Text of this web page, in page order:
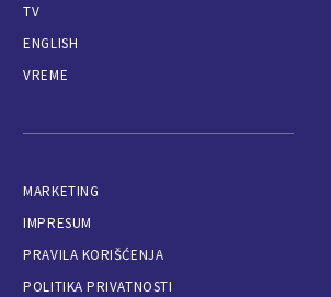
TV
ENGLISH
VREME
MARKETING
IMPRESUM
PRAVILA KORIŠĆENJA
POLITIKA PRIVATNOSTI